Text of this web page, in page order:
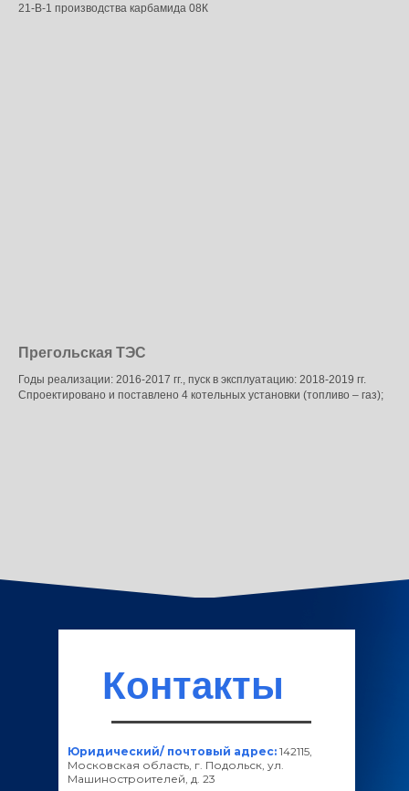
21-B-1 производства карбамида 08К
Прегольская ТЭС
Годы реализации: 2016-2017 гг., пуск в эксплуатацию: 2018-2019 гг.
Спроектировано и поставлено 4 котельных установки (топливо – газ);
Контакты
Юридический/ почтовый адрес: 142115,
Московская область, г. Подольск, ул.
Машиностроителей, д. 23